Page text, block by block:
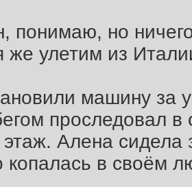
понимаю, но
же улетим из
машину за
проследовал
Алена сидела
копалась в своём